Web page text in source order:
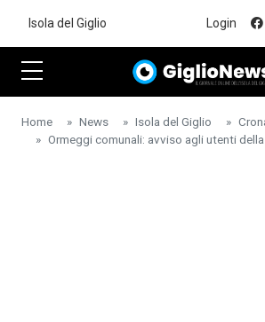
Isola del Giglio Login
Home News Isola del Giglio
Ormeggi comunali: avviso agli utenti